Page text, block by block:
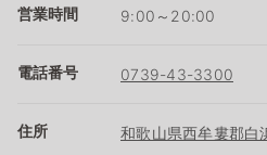
営業時間 9:00～20:00
電話番号 0739-43-3300
住所 和歌山県西牟婁郡白